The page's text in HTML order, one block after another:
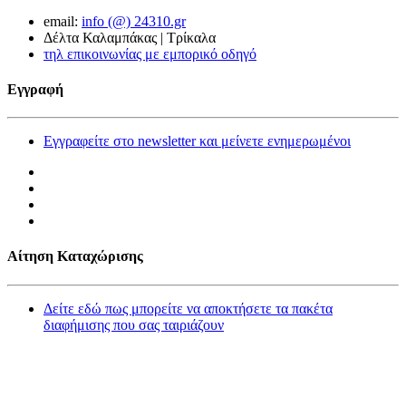
email: info (@) 24310.gr
Δέλτα Καλαμπάκας | Τρίκαλα
τηλ επικοινωνίας με εμπορικό οδηγό
Εγγραφή
Εγγραφείτε στο newsletter και μείνετε ενημερωμένοι
Αίτηση Καταχώρισης
Δείτε εδώ πως μπορείτε να αποκτήσετε τα πακέτα
διαφήμισης που σας ταιριάζουν